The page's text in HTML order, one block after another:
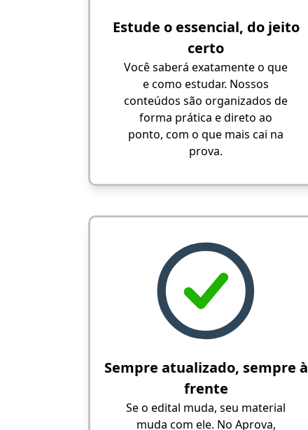
Estude o essencial, do jeito
certo
Você saberá exatamente o que
e como estudar. Nossos
conteúdos são organizados de
forma prática e direto ao
ponto, com o que mais cai na
prova.
Sempre atualizado, sempre à
frente
Se o edital muda, seu material
muda com ele. No Aprova,